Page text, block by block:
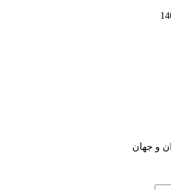
و جهان